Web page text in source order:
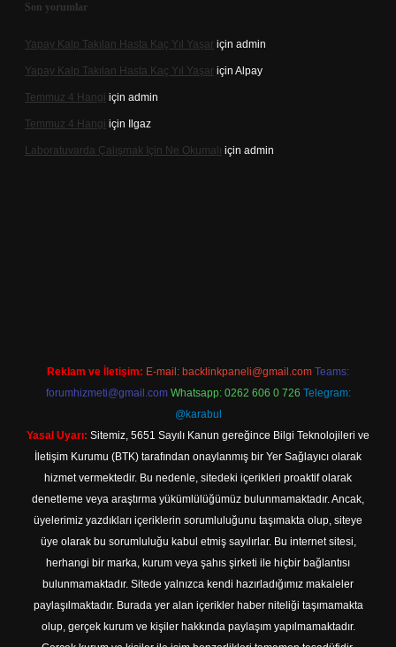
Son yorumlar
Yapay Kalp Takılan Hasta Kaç Yıl Yaşar için admin
Yapay Kalp Takılan Hasta Kaç Yıl Yaşar için Alpay
Temmuz 4 Hangi için admin
Temmuz 4 Hangi için Ilgaz
Laboratuvarda Çalışmak Için Ne Okumalı için admin
Reklam ve İletişim: E-mail: backlinkpaneli@gmail.com Teams:
forumhizmeti@gmail.com Whatsapp: 0262 606 0 726 Telegram:
@karabul
Yasal Uyarı: Sitemiz, 5651 Sayılı Kanun gereğince Bilgi Teknolojileri ve
İletişim Kurumu (BTK) tarafından onaylanmış bir Yer Sağlayıcı olarak
hizmet vermektedir. Bu nedenle, sitedeki içerikleri proaktif olarak
denetleme veya araştırma yükümlülüğümüz bulunmamaktadır. Ancak,
üyelerimiz yazdıkları içeriklerin sorumluluğunu taşımakta olup, siteye
üye olarak bu sorumluluğu kabul etmiş sayılırlar. Bu internet sitesi,
herhangi bir marka, kurum veya şahıs şirketi ile hiçbir bağlantısı
bulunmamaktadır. Sitede yalnızca kendi hazırladığımız makaleler
paylaşılmaktadır. Burada yer alan içerikler haber niteliği taşımamakta
olup, gerçek kurum ve kişiler hakkında paylaşım yapılmamaktadır.